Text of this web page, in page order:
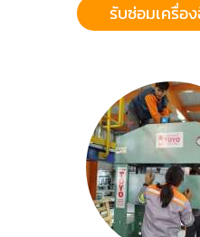
รับซ่อมเครื่อ